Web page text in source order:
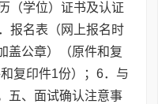
（学位）证书及认证
报名表（网上报名时
盖公章）（原件和复
复印件1份）；6．与
五、面试确认注意事